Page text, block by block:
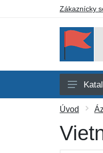
Zákaznícky
Afrika
Amerika
Úvod